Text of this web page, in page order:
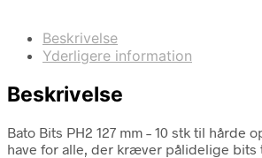
Beskrivelse
Yderligere information
Beskrivelse
Bato Bits PH2 127 mm – 10 stk til hårde
have for alle, der kræver pålidelige